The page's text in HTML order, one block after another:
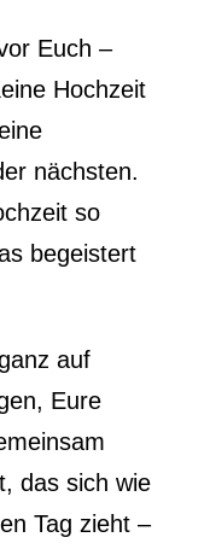
Euch –
Hochzeit
nächsten.
so
begeistert
auf
Eure
das sich wie
Tag zieht –